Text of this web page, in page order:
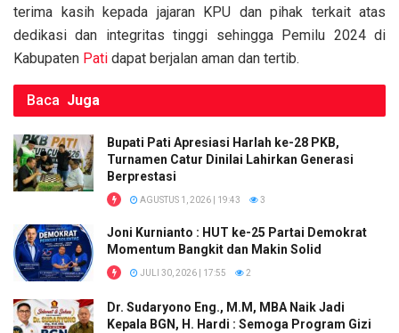
terima kasih kepada jajaran KPU dan pihak terkait atas
dedikasi dan integritas tinggi sehingga Pemilu 2024 di
Kabupaten Pati dapat berjalan aman dan tertib.
Baca Juga
Bupati Pati Apresiasi Harlah ke-28 PKB,
Turnamen Catur Dinilai Lahirkan Generasi
Berprestasi
AGUSTUS 1, 2026 | 19:43 3
Joni Kurnianto : HUT ke-25 Partai Demokrat
Momentum Bangkit dan Makin Solid
JULI 30, 2026 | 17:55 2
Dr. Sudaryono Eng., M.M, MBA Naik Jadi
Kepala BGN, H. Hardi : Semoga Program Gizi